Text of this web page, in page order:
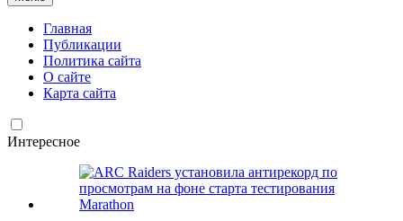
Главная
Публикации
Политика сайта
О сайте
Карта сайта
Интересное